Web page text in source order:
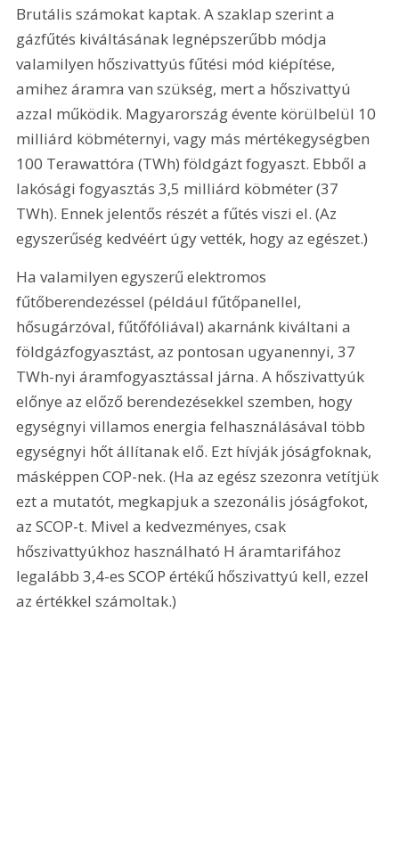
Brutális számokat kaptak. A szaklap szerint a
gázfűtés kiváltásának legnépszerűbb módja
valamilyen hőszivattyús fűtési mód kiépítése,
amihez áramra van szükség, mert a hőszivattyú
azzal működik. Magyarország évente körülbelül 10
milliárd köbméternyi, vagy más mértékegységben
100 Terawattóra (TWh) földgázt fogyaszt. Ebből a
lakósági fogyasztás 3,5 milliárd köbméter (37
TWh). Ennek jelentős részét a fűtés viszi el. (Az
egyszerűség kedvéért úgy vették, hogy az egészet.)
Ha valamilyen egyszerű elektromos
fűtőberendezéssel (például fűtőpanellel,
hősugárzóval, fűtőfóliával) akarnánk kiváltani a
földgázfogyasztást, az pontosan ugyanennyi, 37
TWh-nyi áramfogyasztással járna. A hőszivattyúk
előnye az előző berendezésekkel szemben, hogy
egységnyi villamos energia felhasználásával több
egységnyi hőt állítanak elő. Ezt hívják jóságfoknak,
másképpen COP-nek. (Ha az egész szezonra vetítjük
ezt a mutatót, megkapjuk a szezonális jóságfokot,
az SCOP-t. Mivel a kedvezményes, csak
hőszivattyúkhoz használható H áramtarifához
legalább 3,4-es SCOP értékű hőszivattyú kell, ezzel
az értékkel számoltak.)